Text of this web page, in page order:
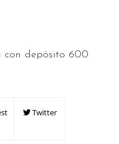
con depósito 600
Twitter